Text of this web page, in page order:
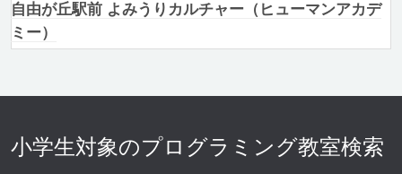
自由が丘駅前 よみうりカルチャー（ヒューマンアカデ
ミー）
小学生対象のプログラミング教室検索